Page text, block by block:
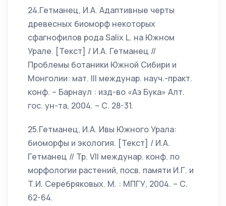
24.Гетманец, И.А. Адаптивные черты
древесных биоморф некоторых
сфагнофилов рода Salix L. на Южном
Урале. [Текст] / И.А. Гетманец //
Проблемы ботаники Южной Сибири и
Монголии: мат. III междунар. науч.-практ.
конф. – Барнаул : изд-во «Аз Бука» Алт.
гос. ун-та, 2004. – С. 28-31.
25.Гетманец, И.А. Ивы Южного Урала:
биоморфы и экология. [Текст] / И.А.
Гетманец // Тр. VII междунар. конф. по
морфологии растений, посв. памяти И.Г. и
Т.И. Серебряковых. М. : МПГУ, 2004. – С.
62-64.